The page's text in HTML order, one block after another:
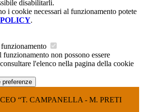
disabilitarli.
i cookie necessari al funzionamento potete
.
non possono essere
l'elenco nella pagina della cookie
preferenze
“T. CAMPANELLA - M. PRETI